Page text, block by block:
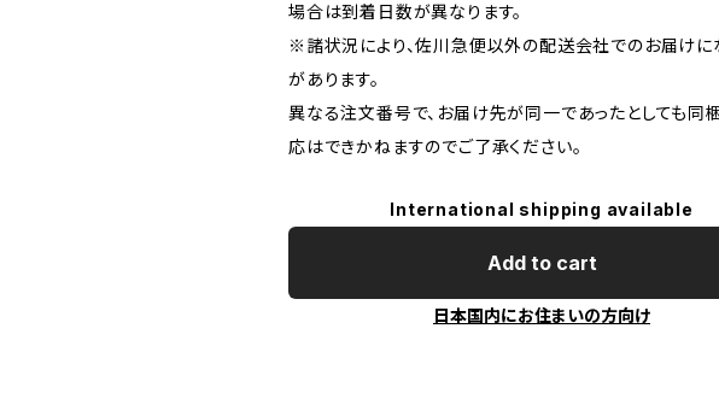
場合は到着日数が異なります。
※諸状況により、佐川急便以外の配送会社でのお届けに
があります。
異なる注文番号で、お届け先が同一であったとしても同
応はできかねますのでご了承ください。
International shipping available
Add to cart
日本国内にお住まいの方向け